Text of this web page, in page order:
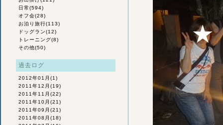
日常(594)
オフ会(28)
お泊り旅行(113)
ドッグラン(12)
トレーニング(8)
その他(50)
過去ログ
2012年01月 (1)
2011年12月 (19)
2011年11月 (22)
2011年10月 (21)
2011年09月 (21)
2011年08月 (18)